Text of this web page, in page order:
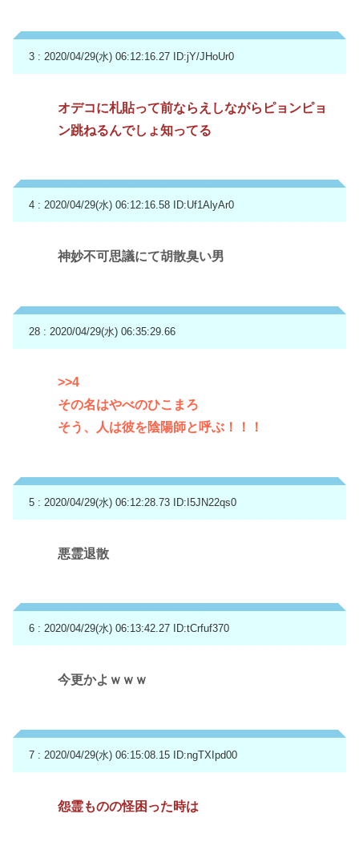
3 : 2020/04/29(水) 06:12:16.27 ID:jY/JHoUr0
オデコに札貼って前ならえしながらピョンピョ
ン跳ねるんでしょ知ってる
4 : 2020/04/29(水) 06:12:16.58 ID:Uf1AlyAr0
神妙不可思議にて胡散臭い男
28 : 2020/04/29(水) 06:35:29.66
>>4
その名はやべのひこまろ
そう、人は彼を陰陽師と呼ぶ！！！
5 : 2020/04/29(水) 06:12:28.73 ID:I5JN22qs0
悪霊退散
6 : 2020/04/29(水) 06:13:42.27 ID:tCrfuf370
今更かよｗｗｗ
7 : 2020/04/29(水) 06:15:08.15 ID:ngTXIpd00
怨霊ものの怪困った時は